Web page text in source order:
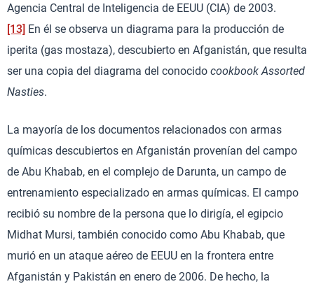
Agencia Central de Inteligencia de EEUU (CIA) de 2003.
[13] En él se observa un diagrama para la producción de
iperita (gas mostaza), descubierto en Afganistán, que resulta
ser una copia del diagrama del conocido cookbook Assorted
Nasties.
La mayoría de los documentos relacionados con armas
químicas descubiertos en Afganistán provenían del campo
de Abu Khabab, en el complejo de Darunta, un campo de
entrenamiento especializado en armas químicas. El campo
recibió su nombre de la persona que lo dirigía, el egipcio
Midhat Mursi, también conocido como Abu Khabab, que
murió en un ataque aéreo de EEUU en la frontera entre
Afganistán y Pakistán en enero de 2006. De hecho, la